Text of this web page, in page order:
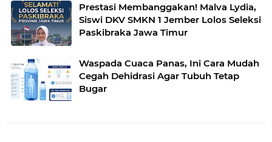
Prestasi Membanggakan! Malva Lydia,
Siswi DKV SMKN 1 Jember Lolos Seleksi
Paskibraka Jawa Timur
Waspada Cuaca Panas, Ini Cara Mudah
Cegah Dehidrasi Agar Tubuh Tetap
Bugar